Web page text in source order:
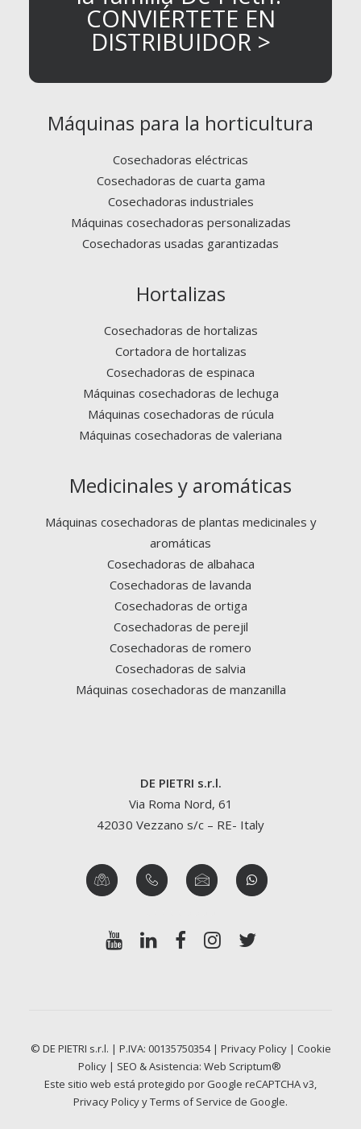
CONVIÉRTETE EN
DISTRIBUIDOR >
Máquinas para la horticultura
Cosechadoras eléctricas
Cosechadoras de cuarta gama
Cosechadoras industriales
Máquinas cosechadoras personalizadas
Cosechadoras usadas garantizadas
Hortalizas
Cosechadoras de hortalizas
Cortadora de hortalizas
Cosechadoras de espinaca
Máquinas cosechadoras de lechuga
Máquinas cosechadoras de rúcula
Máquinas cosechadoras de valeriana
Medicinales y aromáticas
Máquinas cosechadoras de plantas medicinales y
aromáticas
Cosechadoras de albahaca
Cosechadoras de lavanda
Cosechadoras de ortiga
Cosechadoras de perejil
Cosechadoras de romero
Cosechadoras de salvia
Máquinas cosechadoras de manzanilla
DE PIETRI s.r.l.
Via Roma Nord, 61
42030 Vezzano s/c – RE- Italy
© DE PIETRI s.r.l. | P.IVA: 00135750354 | Privacy Policy| Cookie
Policy| SEO & Asistencia: Web Scriptum®
Este sitio web está protegido por Google reCAPTCHA v3,
Privacy PolicyyTerms of Service de Google.